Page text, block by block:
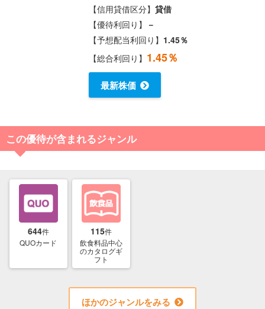
【信用貸借区分】貸借
【優待利回り】 －
【予想配当利回り】 1.45％
【総合利回り】 1.45％
最新株価
この優待が含まれるジャンル
644件
QUOカード
115件
飲食料品中心
のカタログギ
フト
ほかのジャンルをみる